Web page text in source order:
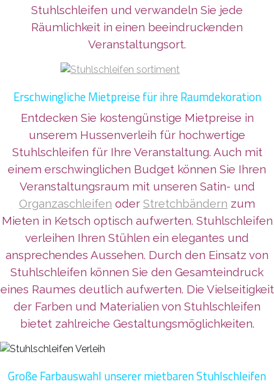
Stuhlschleifen und verwandeln Sie jede
Räumlichkeit in einen beeindruckenden
Veranstaltungsort.
Erschwingliche Mietpreise für ihre Raumdekoration
Entdecken Sie kostengünstige Mietpreise in
unserem Hussenverleih für hochwertige
Stuhlschleifen für Ihre Veranstaltung. Auch mit
einem erschwinglichen Budget können Sie Ihren
Veranstaltungsraum mit unseren Satin- und
Organzaschleifen oder Stretchbändern zum
Mieten in Ketsch optisch aufwerten. Stuhlschleifen
verleihen Ihren Stühlen ein elegantes und
ansprechendes Aussehen. Durch den Einsatz von
Stuhlschleifen können Sie den Gesamteindruck
eines Raumes deutlich aufwerten. Die Vielseitigkeit
der Farben und Materialien von Stuhlschleifen
bietet zahlreiche Gestaltungsmöglichkeiten.
Große Farbauswahl unserer mietbaren Stuhlschleifen